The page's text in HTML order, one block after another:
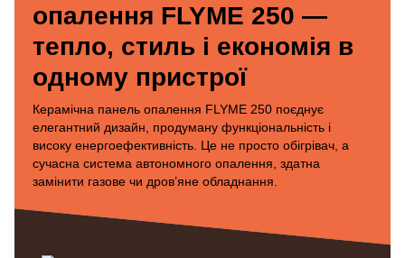
опалення FLYME 250 —
тепло, стиль і економія в
одному пристрої
Керамічна панель опалення FLYME 250 поєднує
елегантний дизайн, продуману функціональність і
високу енергоефективність. Це не просто обігрівач, а
сучасна система автономного опалення, здатна
замінити газове чи дров’яне обладнання.